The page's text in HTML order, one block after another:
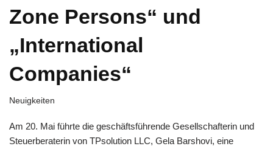
Zone Persons“ und
„International
Companies“
Neuigkeiten
Am 20. Mai führte die geschäftsführende Gesellschafterin und
Steuerberaterin von TPsolution LLC, Gela Barshovi, eine